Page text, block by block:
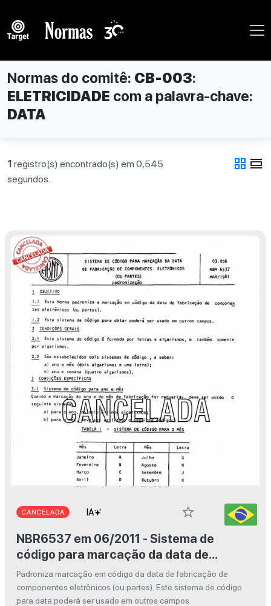
Normas do comitê: CB-003:
ELETRICIDADE com a palavra-chave:
DATA
1 registro(s) encontrado(s) em 0,545
segundos.
grid_view view_day
CANCELADA
star_border
NBR6537 em 06/2011 - Sistema de
código para marcação da data de
fabricação de componentes eletrônicos
(ou partes)
Padroniza marcação em código da data de fabricação de
componentes eletrônicos (ou partes). Este sistema de código
para data poderá ser usado em outros campos.